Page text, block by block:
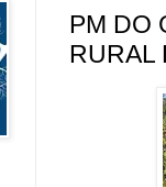
PM DO
RURAL